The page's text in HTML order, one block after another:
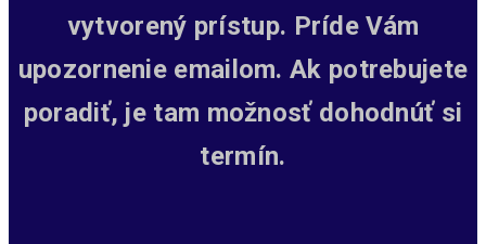
vytvorený prístup. Príde Vám
upozornenie emailom. Ak potrebujete
poradiť, je tam možnosť dohodnúť si
termín.